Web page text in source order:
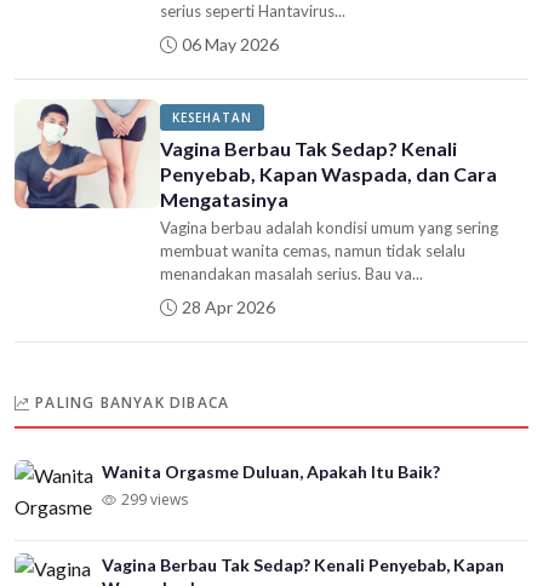
serius seperti Hantavirus...
06 May 2026
KESEHATAN
Vagina Berbau Tak Sedap? Kenali
Penyebab, Kapan Waspada, dan Cara
Mengatasinya
Vagina berbau adalah kondisi umum yang sering
membuat wanita cemas, namun tidak selalu
menandakan masalah serius. Bau va...
28 Apr 2026
PALING BANYAK DIBACA
Wanita Orgasme Duluan, Apakah Itu Baik?
299 views
Vagina Berbau Tak Sedap? Kenali Penyebab, Kapan